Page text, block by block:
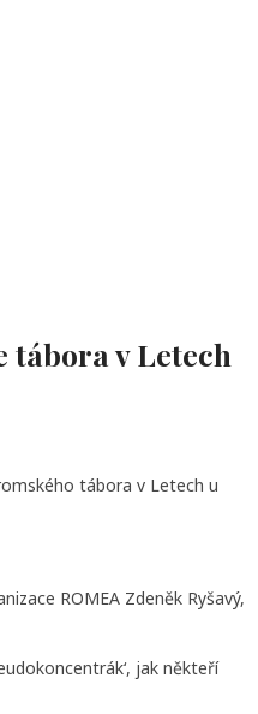
v Letech
tábora v Letech u
ROMEA Zdeněk Ryšavý,
jak někteří